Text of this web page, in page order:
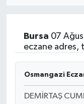
Bursa 07
eczane adres,
Osmangazi
DEMİRTAŞ